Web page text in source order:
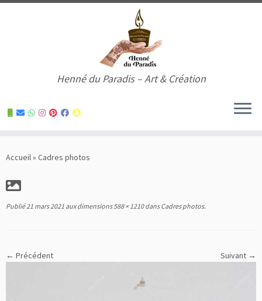
to
Henné du Paradis – Art & Création
Accueil» Cadres photos
Publié21 mars 2021 aux dimensions588 × 1210dansCadres photos.
← Précédent Suivant →